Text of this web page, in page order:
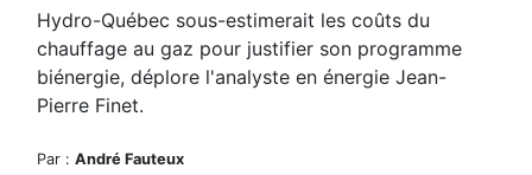
Hydro-Québec sous-estimerait les coûts du
chauffage au gaz pour justifier son programme
biénergie, déplore l'analyste en énergie Jean-
Pierre Finet.
Par : André Fauteux